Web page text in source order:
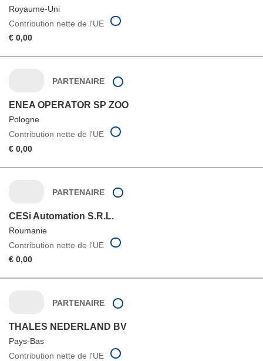
Royaume-Uni
Contribution nette de l'UE
€ 0,00
PARTENAIRE
ENEA OPERATOR SP ZOO
Pologne
Contribution nette de l'UE
€ 0,00
PARTENAIRE
CESi Automation S.R.L.
Roumanie
Contribution nette de l'UE
€ 0,00
PARTENAIRE
THALES NEDERLAND BV
Pays-Bas
Contribution nette de l'UE